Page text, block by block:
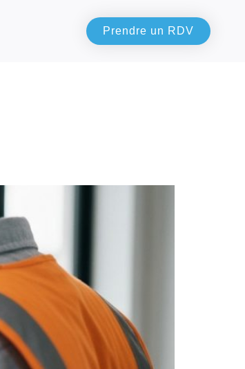
Prendre un RDV